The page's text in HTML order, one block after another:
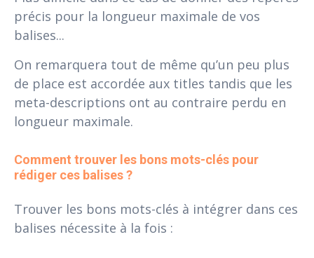
précis pour la longueur maximale de vos
balises...
On remarquera tout de même qu’un peu plus
de place est accordée aux titles tandis que les
meta-descriptions ont au contraire perdu en
longueur maximale.
Comment trouver les bons mots-clés pour
rédiger ces balises ?
Trouver les bons mots-clés à intégrer dans ces
balises nécessite à la fois :